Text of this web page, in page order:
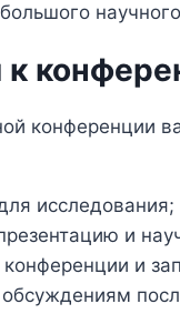
к
конференции
исследования;
и
и